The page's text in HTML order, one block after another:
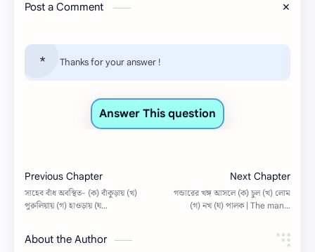
Post a Comment
Thanks for your answer !
About the Author